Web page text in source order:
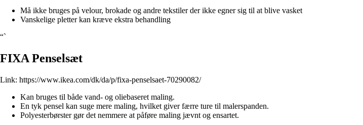
Må ikke bruges på velour, brokade og andre tekstiler der ikke egner sig til at blive vasket
Vanskelige pletter kan kræve ekstra behandling
“`
FIXA Penselsæt
Link: https://www.ikea.com/dk/da/p/fixa-penselsaet-70290082/
Kan bruges til både vand- og oliebaseret maling.
En tyk pensel kan suge mere maling, hvilket giver færre ture til malerspanden.
Polyesterbørster gør det nemmere at påføre maling jævnt og ensartet.